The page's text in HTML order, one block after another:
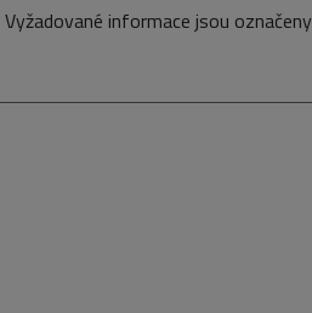
Vyžadované informace jsou označeny